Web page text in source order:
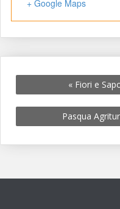
+ Google Map
« Fiori e
Pasqua